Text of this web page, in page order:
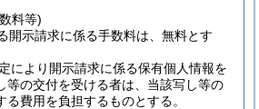
料等)
開示請求に係る手数料は、無料とす
により開示請求に係る保有個人情報を
等の交付を受ける者は、当該写し等の
費用を負担するものとする。